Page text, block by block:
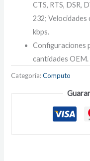
CTS, RTS, DSR,
232; Velocidades
kbps.
Configuraciones
cantidades OEM.
Categoría:Computo